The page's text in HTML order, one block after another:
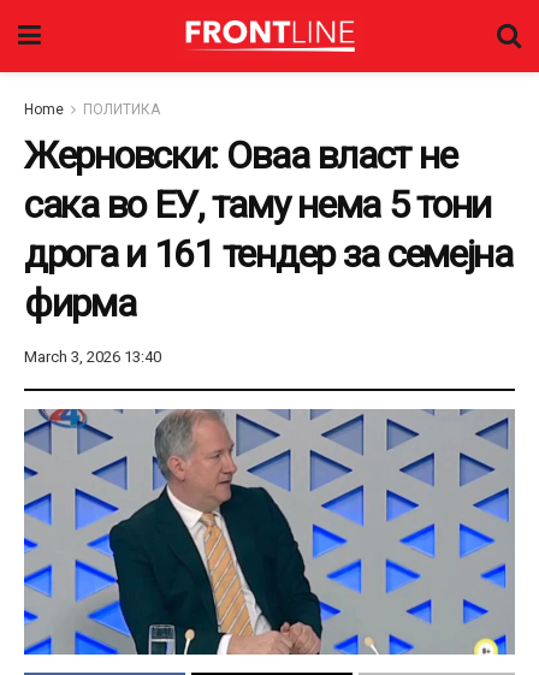
Home ПОЛИТИКА
Жерновски: Оваа власт не
сака во ЕУ, таму нема 5 тони
дрога и 161 тендер за семејна
фирма
March 3, 2026 13:40